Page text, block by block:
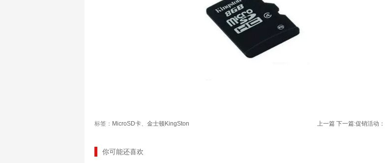
标签： MicroSD卡、 金士顿KingSton 上一篇 下一篇:
你可能还喜欢